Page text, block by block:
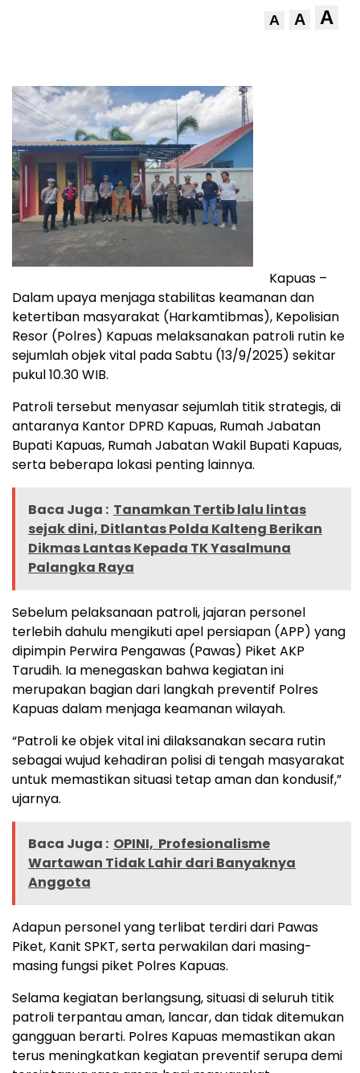
A A A
Kapuas –
Dalam upaya menjaga stabilitas keamanan dan
ketertiban masyarakat (Harkamtibmas), Kepolisian
Resor (Polres) Kapuas melaksanakan patroli rutin ke
sejumlah objek vital pada Sabtu (13/9/2025) sekitar
pukul 10.30 WIB.
Patroli tersebut menyasar sejumlah titik strategis, di
antaranya Kantor DPRD Kapuas, Rumah Jabatan
Bupati Kapuas, Rumah Jabatan Wakil Bupati Kapuas,
serta beberapa lokasi penting lainnya.
Baca Juga : Tanamkan Tertib lalu lintas
sejak dini, Ditlantas Polda Kalteng Berikan
Dikmas Lantas Kepada TK Yasalmuna
Palangka Raya
Sebelum pelaksanaan patroli, jajaran personel
terlebih dahulu mengikuti apel persiapan (APP) yang
dipimpin Perwira Pengawas (Pawas) Piket AKP
Tarudih. Ia menegaskan bahwa kegiatan ini
merupakan bagian dari langkah preventif Polres
Kapuas dalam menjaga keamanan wilayah.
“Patroli ke objek vital ini dilaksanakan secara rutin
sebagai wujud kehadiran polisi di tengah masyarakat
untuk memastikan situasi tetap aman dan kondusif,”
ujarnya.
Baca Juga : OPINI, Profesionalisme
Wartawan Tidak Lahir dari Banyaknya
Anggota
Adapun personel yang terlibat terdiri dari Pawas
Piket, Kanit SPKT, serta perwakilan dari masing-
masing fungsi piket Polres Kapuas.
Selama kegiatan berlangsung, situasi di seluruh titik
patroli terpantau aman, lancar, dan tidak ditemukan
gangguan berarti. Polres Kapuas memastikan akan
terus meningkatkan kegiatan preventif serupa demi